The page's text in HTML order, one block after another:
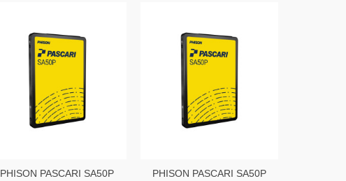
PHISON PASCARI SA50P
PHISON PASCARI SA50P